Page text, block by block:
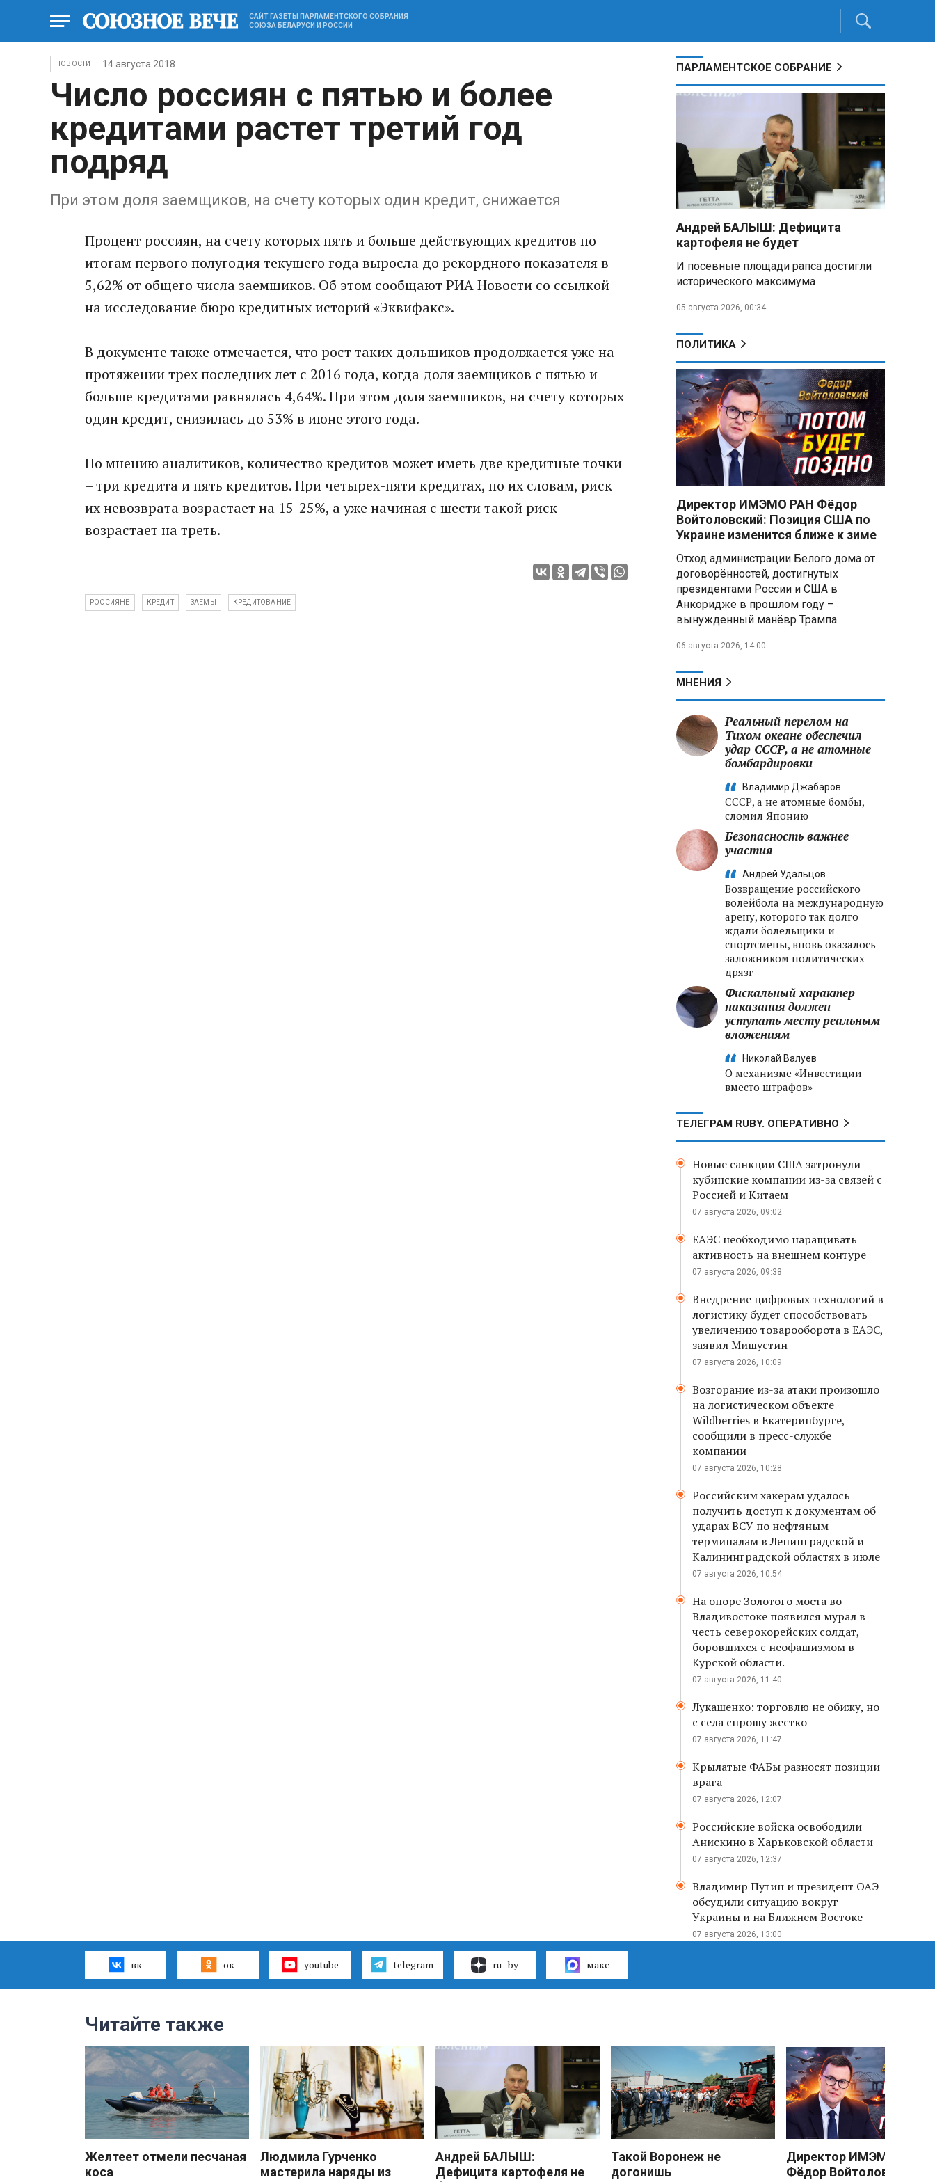
САЙТ ГАЗЕТЫ ПАРЛАМЕНТСКОГО СОБРАНИЯ
СОЮЗА БЕЛАРУСИ И РОССИИ
НОВОСТИ 14 августа 2018
Число россиян с пятью и более
кредитами растет третий год
подряд
При этом доля заемщиков, на счету которых один кредит, снижается
Процент россиян, на счету которых пять и больше действующих кредитов по
итогам первого полугодия текущего года выросла до рекордного показателя в
5,62% от общего числа заемщиков. Об этом сообщают РИА Новости со ссылкой
на исследование бюро кредитных историй «Эквифакс».
В документе также отмечается, что рост таких дольщиков продолжается уже на
протяжении трех последних лет с 2016 года, когда доля заемщиков с пятью и
больше кредитами равнялась 4,64%. При этом доля заемщиков, на счету которых
один кредит, снизилась до 53% в июне этого года.
По мнению аналитиков, количество кредитов может иметь две кредитные точки
– три кредита и пять кредитов. При четырех-пяти кредитах, по их словам, риск
их невозврата возрастает на 15-25%, а уже начиная с шести такой риск
возрастает на треть.
РОССИЯНЕ КРЕДИТ ЗАЕМЫ КРЕДИТОВАНИЕ
ПАРЛАМЕНТСКОЕ СОБРАНИЕ
Андрей БАЛЫШ: Дефицита
картофеля не будет
И посевные площади рапса достигли
исторического максимума
05 августа 2026, 00:34
ПОЛИТИКА
Директор ИМЭМО РАН Фёдор
Войтоловский: Позиция США по
Украине изменится ближе к зиме
Отход администрации Белого дома от
договорённостей, достигнутых
президентами России и США в
Анкоридже в прошлом году –
вынужденный манёвр Трампа
06 августа 2026, 14:00
МНЕНИЯ
Реальный перелом на
Тихом океане обеспечил
удар СССР, а не атомные
бомбардировки
Владимир Джабаров
СССР, а не атомные бомбы,
сломил Японию
Безопасность важнее
участия
Андрей Удальцов
Возвращение российского
волейбола на международную
арену, которого так долго
ждали болельщики и
спортсмены, вновь оказалось
заложником политических
дрязг
Фискальный характер
наказания должен
уступать месту реальным
вложениям
Николай Валуев
О механизме «Инвестиции
вместо штрафов»
ТЕЛЕГРАМ RUBY. ОПЕРАТИВНО
Новые санкции США затронули
кубинские компании из-за связей с
Россией и Китаем
07 августа 2026, 09:02
ЕАЭС необходимо наращивать
активность на внешнем контуре
07 августа 2026, 09:38
Внедрение цифровых технологий в
логистику будет способствовать
увеличению товарооборота в ЕАЭС,
заявил Мишустин
07 августа 2026, 10:09
Возгорание из-за атаки произошло
на логистическом объекте
Wildberries в Екатеринбурге,
сообщили в пресс-службе
компании
07 августа 2026, 10:28
Российским хакерам удалось
получить доступ к документам об
ударах ВСУ по нефтяным
терминалам в Ленинградской и
Калининградской областях в июле
07 августа 2026, 10:54
На опоре Золотого моста во
Владивостоке появился мурал в
честь северокорейских солдат,
боровшихся с неофашизмом в
Курской области.
07 августа 2026, 11:40
Лукашенко: торговлю не обижу, но
с села спрошу жестко
07 августа 2026, 11:47
Крылатые ФАБы разносят позиции
врага
07 августа 2026, 12:07
Российские войска освободили
Анискино в Харьковской области
07 августа 2026, 12:37
Владимир Путин и президент ОАЭ
обсудили ситуацию вокруг
Украины и на Ближнем Востоке
07 августа 2026, 13:00
вк ок youtube telegram ru–by макс
Читайте также
Желтеет отмели песчаная
коса
Людмила Гурченко
мастерила наряды из
Андрей БАЛЫШ:
Дефицита картофеля не
Такой Воронеж не
догонишь
Директор ИМЭМО РАН
Фёдор Войтоловский: